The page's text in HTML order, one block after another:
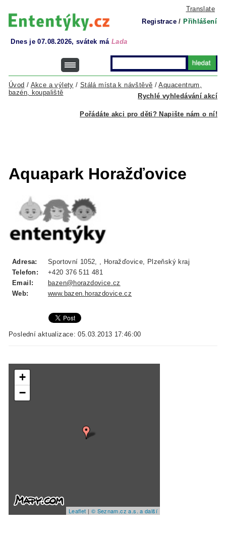
Translate
Registrace / Přihlášení
Dnes je 07.08.2026, svátek má Lada
Rychlé vyhledávání akcí
Úvod / Akce a výlety / Stálá místa k návštěvě /Aquacentrum,
bazén, koupaliště
Pořádáte akci pro děti? Napište nám o ní!
Aquapark Horažďovice
Adresa:
Sportovní 1052, , Horažďovice, Plzeňský kraj
Telefon:
+420 376 511 481
Email:
bazen@horazdovice.cz
Web:
www.bazen.horazdovice.cz
Poslední aktualizace: 05.03.2013 17:46:00
+
−
Leaflet | © Seznam.cz a.s. a další